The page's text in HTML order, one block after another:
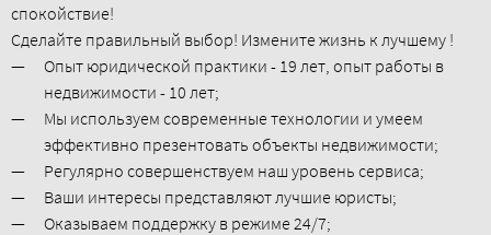
спокойствие!
Сделайте правильный выбор! Измените жизнь к лучшему !
Опыт юридической практики - 19 лет, опыт работы в
недвижимости - 10 лет;
Мы используем современные технологии и умеем
эффективно презентовать объекты недвижимости;
Регулярно совершенствуем наш уровень сервиса;
Ваши интересы представляют лучшие юристы;
Оказываем поддержку в режиме 24/7;